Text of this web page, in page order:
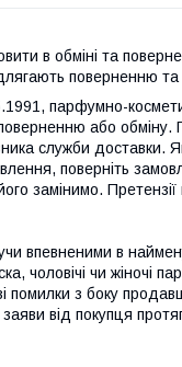
в обміні та
поверненню та
парфумно-
або обміну.
служби доставки.
поверніть
замінимо.
впевненими в
чоловічі чи жіночі
помилки з боку
від покупця